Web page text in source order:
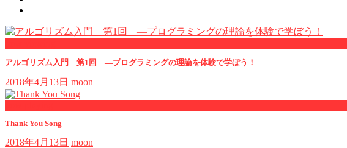
アルゴリズム入門 第1回 ―プログラミングの理論を体験で学ぼう！
2018年4月13日 moon
Thank You Song
2018年4月13日 moon